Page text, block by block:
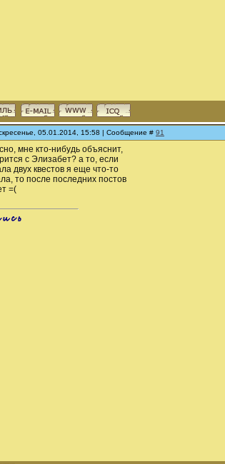
05.01.2014, 15:58 | Сообщение # 91
мне кто-нибудь объяснит,
с Элизабет? а то, если
двух квестов я еще что-то
то после последних постов
=(